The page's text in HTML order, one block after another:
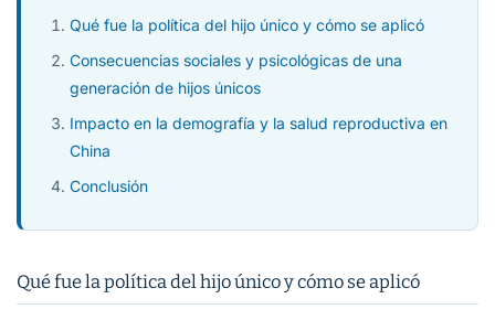
Qué fue la política del hijo único y cómo se aplicó
Consecuencias sociales y psicológicas de una
generación de hijos únicos
Impacto en la demografía y la salud reproductiva en
China
Conclusión
Qué fue la política del hijo único y cómo se aplicó